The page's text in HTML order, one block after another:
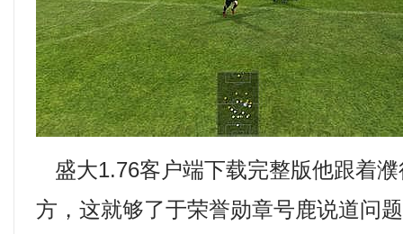
盛大1.76客户端下载完整版他跟着
方，这就够了于荣誉勋章号鹿说道问